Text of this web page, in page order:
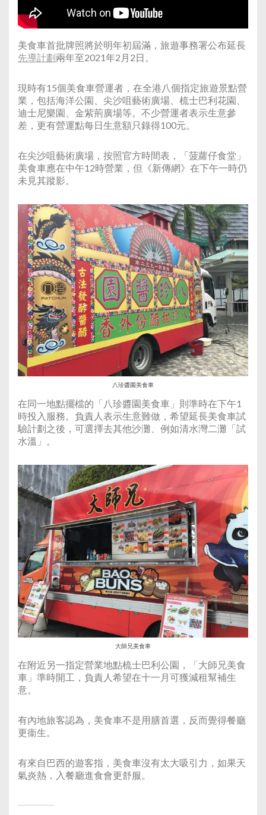
美食車首批牌照將於明年初屆滿，旅遊事務署公布延長
先導計劃兩年至2021年2月2日。
現時有15個美食車營運者，在全港八個指定旅遊景點營
業，包括海洋公園、尖沙咀藝術廣場、梳士巴利花園、
迪士尼樂園、金紫荊廣場等。不少營運者表示生意參
差，更有營運點每日生意額只錄得100元。
在尖沙咀藝術廣場，按照官方時間表，「菠蘿仔食堂」
美食車應在中午12時營業，但《新傳網》在下午一時仍
未見其蹤影。
八珍醬園美食車
在同一地點擺檔的「八珍醬園美食車」則準時在下午1
時投入服務。負責人表示生意難做，希望延長美食車試
驗計劃之後，可選擇去其他沙灘、例如清水灣二灘「試
水溫」。
大師兄美食車
在附近另一指定營業地點梳士巴利公園，「大師兄美食
車」準時開工，負責人希望在十一月可獲減租幫補生
意。
有內地旅客認為，美食車不是用膳首選，反而覺得餐廳
更衞生。
有來自巴西的遊客指，美食車沒有太大吸引力，如果天
氣炎熱，入餐廳進食會更舒服。